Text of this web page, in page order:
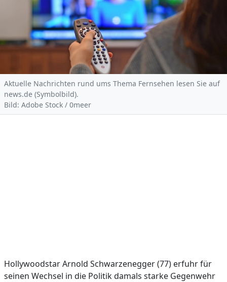
Aktuelle Nachrichten rund ums Thema Fernsehen lesen Sie auf
news.de (Symbolbild).
Bild: Adobe Stock / 0meer
Hollywoodstar Arnold Schwarzenegger (77) erfuhr für
seinen Wechsel in die Politik damals starke Gegenwehr